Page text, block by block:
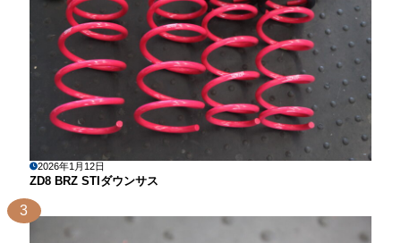
2026年1月12日
ZD8 BRZ STIダウンサス
3